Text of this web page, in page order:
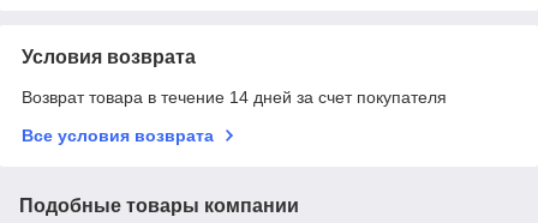
Условия возврата
Возврат товара в течение 14 дней за счет покупателя
Все условия возврата
Подобные товары компании